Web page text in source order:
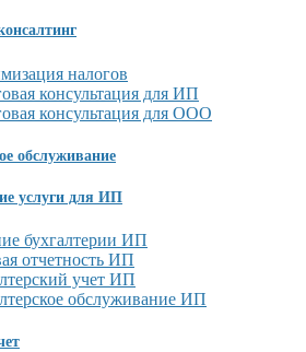
налогов
консультация для ИП
консультация для ООО
обслуживание
услуги для ИП
бухгалтерии ИП
отчетность ИП
учет ИП
обслуживание ИП